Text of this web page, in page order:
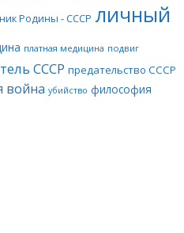
Родины - СССР личный
платная медицина подвиг
СССР предательство СССР
война убийство философия